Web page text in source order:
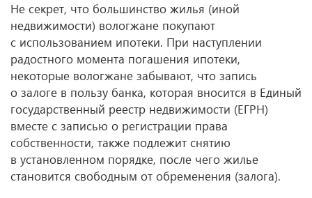
Не секрет, что большинство жилья (иной
недвижимости) вологжане покупают
с использованием ипотеки. При наступлении
радостного момента погашения ипотеки,
некоторые вологжане забывают, что запись
о залоге в пользу банка, которая вносится в Единый
государственный реестр недвижимости (ЕГРН)
вместе с записью о регистрации права
собственности, также подлежит снятию
в установленном порядке, после чего жилье
становится свободным от обременения (залога).